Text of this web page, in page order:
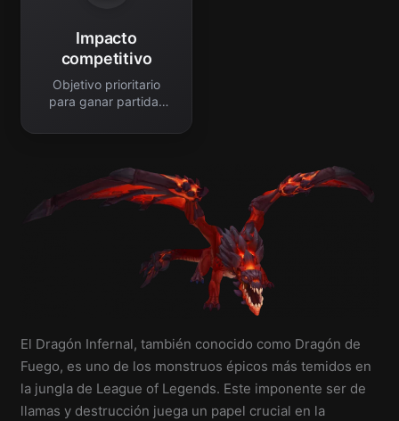
Impacto
competitivo
Objetivo prioritario
para ganar partidas
El Dragón Infernal, también conocido como Dragón de
Fuego, es uno de los monstruos épicos más temidos en
la jungla de League of Legends. Este imponente ser de
llamas y destrucción juega un papel crucial en la